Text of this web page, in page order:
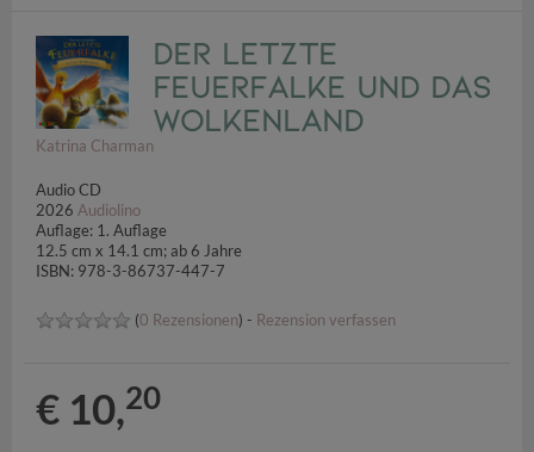
Der letzte
Feuerfalke und das
Wolkenland
Katrina Charman
Audio CD
2026 Audiolino
Auflage: 1. Auflage
12.5 cm x 14.1 cm; ab 6 Jahre
ISBN: 978-3-86737-447-7
(0 Rezensionen) - Rezension verfassen
€ 10,20